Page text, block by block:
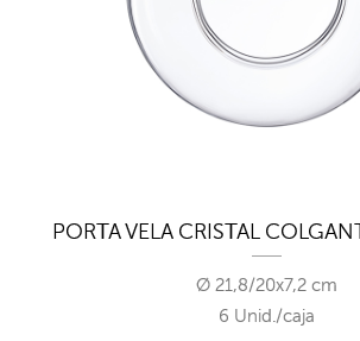
PORTA VELA CRISTAL
Ø 21,8/20x7,2 cm
6 Unid./caja